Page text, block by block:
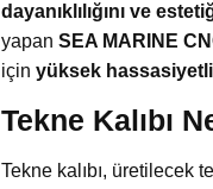
dayanıklılığını ve
yapan SEA MARINE
için yüksek hassasiyetli
Tekne Kalıbı
Tekne kalıbı, üretilecek